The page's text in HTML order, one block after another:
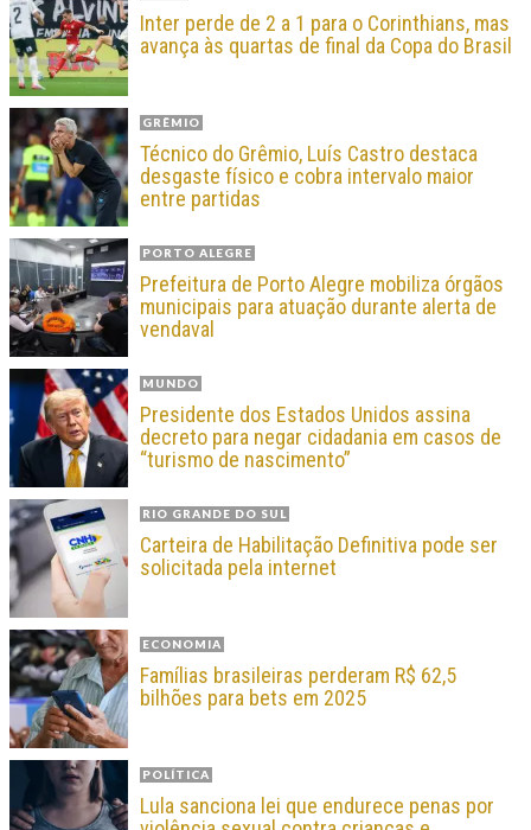
Inter perde de 2 a 1 para o Corinthians, mas
avança às quartas de final da Copa do Brasil
GRÊMIO
Técnico do Grêmio, Luís Castro destaca
desgaste físico e cobra intervalo maior
entre partidas
PORTO ALEGRE
Prefeitura de Porto Alegre mobiliza órgãos
municipais para atuação durante alerta de
vendaval
MUNDO
Presidente dos Estados Unidos assina
decreto para negar cidadania em casos de
“turismo de nascimento”
RIO GRANDE DO SUL
Carteira de Habilitação Definitiva pode ser
solicitada pela internet
ECONOMIA
Famílias brasileiras perderam R$ 62,5
bilhões para bets em 2025
POLÍTICA
Lula sanciona lei que endurece penas por